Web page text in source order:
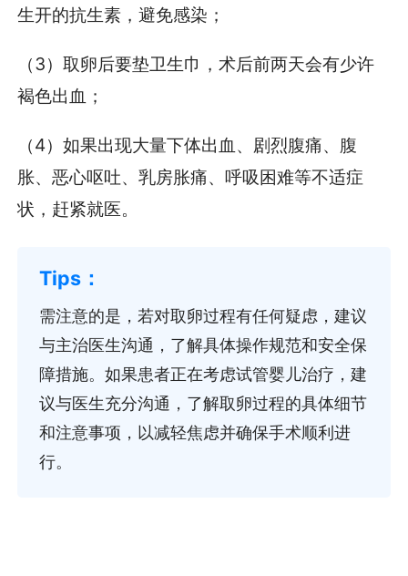
生开的抗生素，避免感染；
（3）取卵后要垫卫生巾，术后前两天会有少许
褐色出血；
（4）如果出现大量下体出血、剧烈腹痛、腹
胀、恶心呕吐、乳房胀痛、呼吸困难等不适症
状，赶紧就医。
需注意的是，若对取卵过程有任何疑虑，建议
与主治医生沟通，了解具体操作规范和安全保
障措施。如果患者正在考虑试管婴儿治疗，建
议与医生充分沟通，了解取卵过程的具体细节
和注意事项，以减轻焦虑并确保手术顺利进
行。